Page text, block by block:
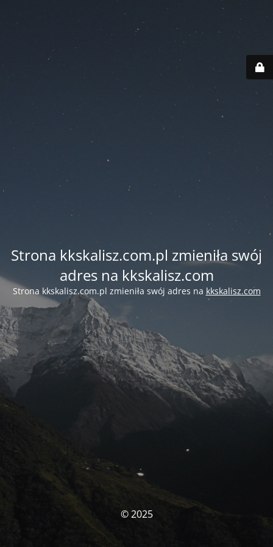
Strona kkskalisz.com.pl zmieniła swój
adres na kkskalisz.com
Strona kkskalisz.com.pl zmieniła swój adres na kkskalisz.com
© 2025